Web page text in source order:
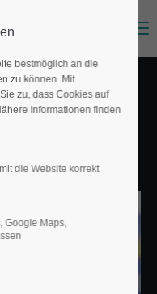
bestmöglich an die
zu können. Mit
zu, dass Cookies auf
Informationen finden
die Website korrekt
Google Maps,